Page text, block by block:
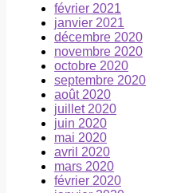
février 2021
janvier 2021
décembre 2020
novembre 2020
octobre 2020
septembre 2020
août 2020
juillet 2020
juin 2020
mai 2020
avril 2020
mars 2020
février 2020